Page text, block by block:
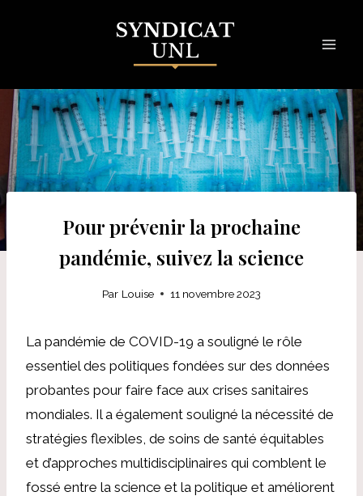
Pour prévenir la prochaine
pandémie, suivez la science
Par Louise 11 novembre 2023
La pandémie de COVID-19 a souligné le rôle
essentiel des politiques fondées sur des données
probantes pour faire face aux crises sanitaires
mondiales. Il a également souligné la nécessité de
stratégies flexibles, de soins de santé équitables
et d’approches multidisciplinaires qui comblent le
fossé entre la science et la politique et améliorent